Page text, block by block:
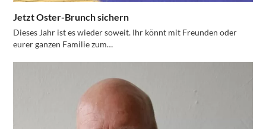
Jetzt Oster-Brunch sichern
Dieses Jahr ist es wieder soweit. Ihr könnt mit Freunden oder
eurer ganzen Familie zum…